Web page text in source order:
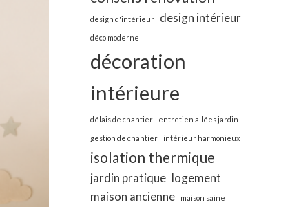
design d'intérieur design intérieur
déco moderne
décoration
intérieure
délais de chantier entretien allées jardin
gestion de chantier intérieur harmonieux
isolation thermique
jardin pratique logement
maison ancienne
maison saine